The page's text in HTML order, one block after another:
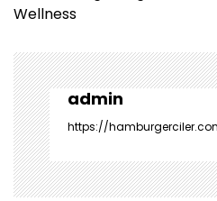
ı
e
z
i
n
m
e
s
Wellness
admin
https://